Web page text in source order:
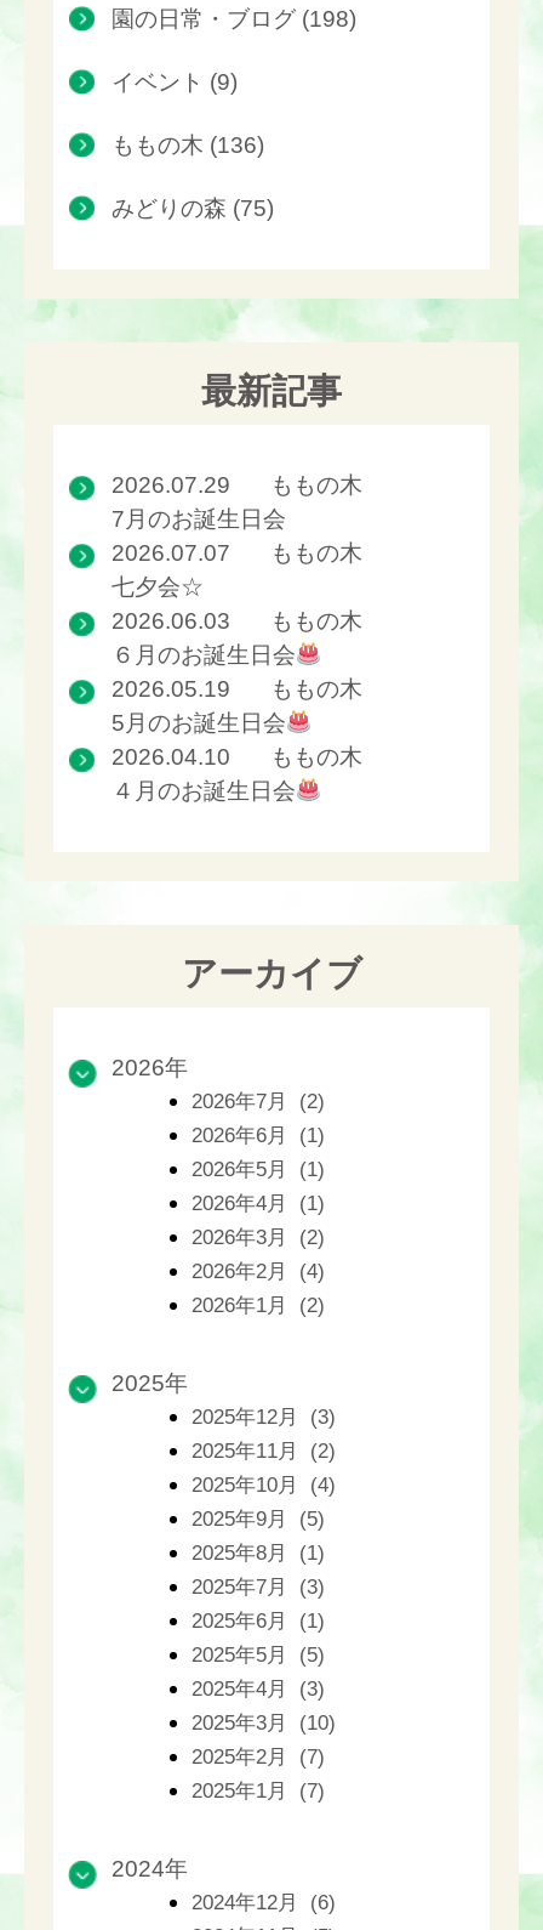
園の日常・ブログ (198)
イベント (9)
ももの木 (136)
みどりの森 (75)
最新記事
2026.07.29
ももの木
7月のお誕生日会
2026.07.07
ももの木
七夕会☆
2026.06.03
ももの木
６月のお誕生日会
2026.05.19
ももの木
5月のお誕生日会
2026.04.10
ももの木
４月のお誕生日会
アーカイブ
2026年
2026年7月 (2)
2026年6月 (1)
2026年5月 (1)
2026年4月 (1)
2026年3月 (2)
2026年2月 (4)
2026年1月 (2)
2025年
2025年12月 (3)
2025年11月 (2)
2025年10月 (4)
2025年9月 (5)
2025年8月 (1)
2025年7月 (3)
2025年6月 (1)
2025年5月 (5)
2025年4月 (3)
2025年3月 (10)
2025年2月 (7)
2025年1月 (7)
2024年
2024年12月 (6)